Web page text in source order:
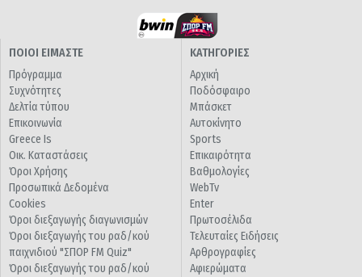
ΠΟΙΟΙ ΕΙΜΑΣΤΕ
Πρόγραμμα
Συχνότητες
Δελτία τύπου
Επικοινωνία
Greece Is
Οικ. Καταστάσεις
Όροι Χρήσης
Προσωπικά Δεδομένα
Cookies
Όροι διεξαγωγής διαγωνισμών
Όροι διεξαγωγής του ραδ/κού
παιχνιδιού "ΣΠΟΡ FM Quiz"
Όροι διεξαγωγής του ραδ/κού
ΚΑΤΗΓΟΡΙΕΣ
Αρχική
Ποδόσφαιρο
Μπάσκετ
Αυτοκίνητο
Sports
Επικαιρότητα
Βαθμολογίες
WebTv
Enter
Πρωτοσέλιδα
Τελευταίες Ειδήσεις
Αρθρογραφίες
Αφιερώματα